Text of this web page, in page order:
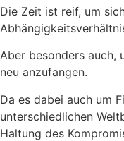
Die Zeit ist reif, um
Aber besonders auch,
neu anzufangen.
Da es dabei auch um
unterschiedlichen
Haltung des